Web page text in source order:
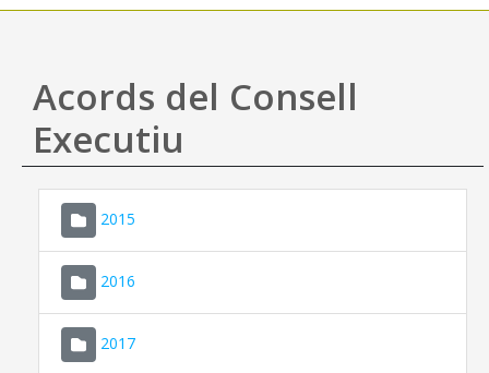
Utilitats
Ajuda
Acords del Consell
Executiu
2015
2016
2017